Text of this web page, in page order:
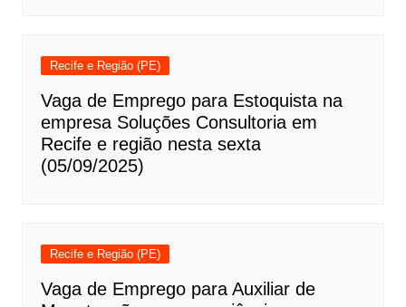
Recife e Região (PE)
Vaga de Emprego para Estoquista na
empresa Soluções Consultoria em
Recife e região nesta sexta
(05/09/2025)
Recife e Região (PE)
Vaga de Emprego para Auxiliar de